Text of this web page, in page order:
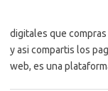
digitales que
y asi compartis los
web, es una